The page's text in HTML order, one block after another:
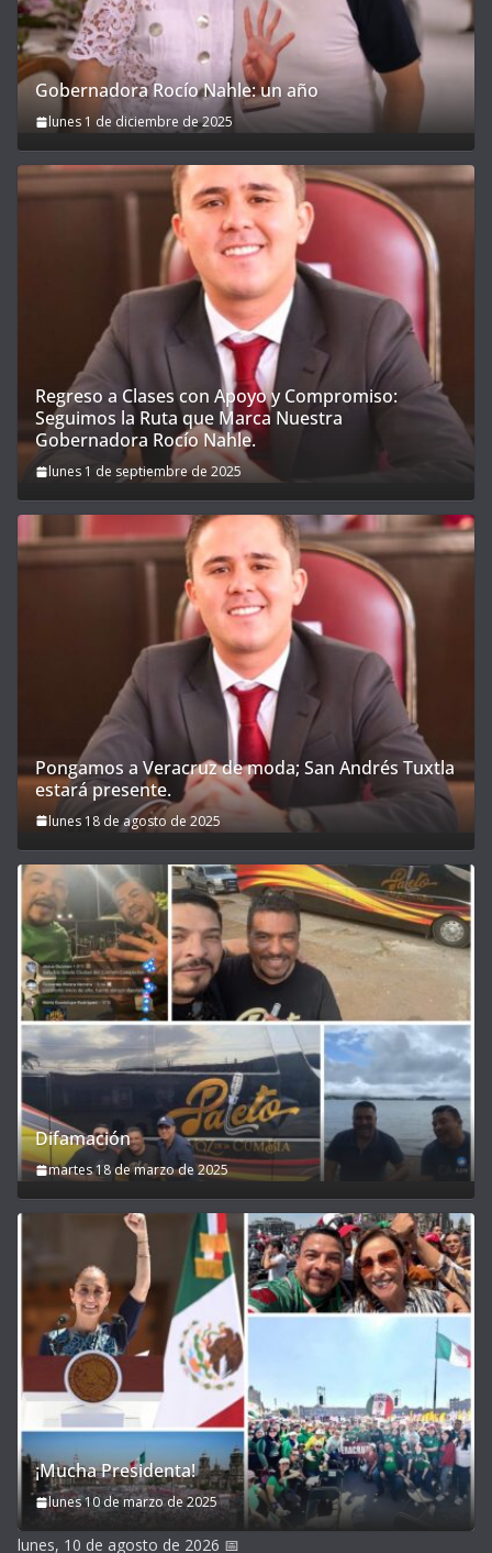
Gobernadora Rocío Nahle: un año
lunes 1 de diciembre de 2025
Regreso a Clases con Apoyo y Compromiso:
Seguimos la Ruta que Marca Nuestra
Gobernadora Rocío Nahle.
lunes 1 de septiembre de 2025
Pongamos a Veracruz de moda; San Andrés Tuxtla
estará presente.
lunes 18 de agosto de 2025
Difamación
martes 18 de marzo de 2025
¡Mucha Presidenta!
lunes 10 de marzo de 2025
lunes, 10 de agosto de 2026 📅